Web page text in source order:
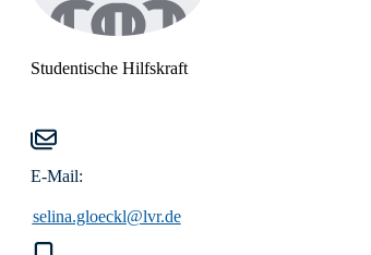
Studentische Hilfskraft
E-Mail:
selina.gloeckl@lvr.de